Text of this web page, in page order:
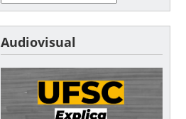
Audiovisual